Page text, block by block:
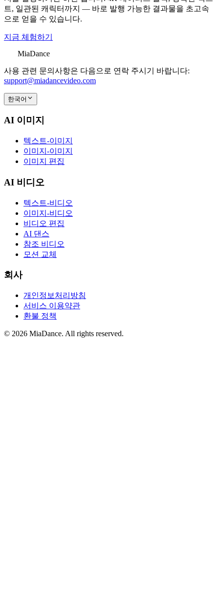
트, 일관된 캐릭터까지 — 바로 발행 가능한 결과물을 초고속
으로 얻을 수 있습니다.
지금 체험하기
MiaDance
사용 관련 문의사항은 다음으로 연락 주시기 바랍니다:
support@miadancevideo.com
한국어
AI 이미지
텍스트-이미지
이미지-이미지
이미지 편집
AI 비디오
텍스트-비디오
이미지-비디오
비디오 편집
AI 댄스
참조 비디오
모션 교체
회사
개인정보처리방침
서비스 이용약관
환불 정책
© 2026 MiaDance. All rights reserved.